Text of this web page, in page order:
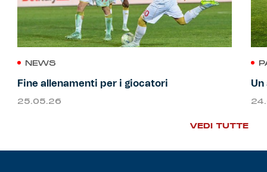
NEWS
Fine allenamenti per i giocatori
25.05.26
Un
VEDI TUTTE